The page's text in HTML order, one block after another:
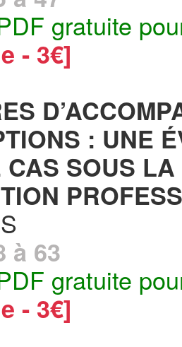
gratuite
- 3€]
: UNE
CAS SOUS
à 63
gratuite
- 3€]